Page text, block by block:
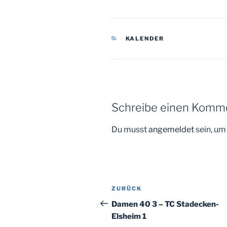
KATEGORIEN
KALENDER
Schreibe einen
Du musstangemeldetsein,
Beitragsnavigation
Vorheriger
Beitrag
ZURÜCK
Damen 40 3 – TC Stadecken-
Elsheim 1